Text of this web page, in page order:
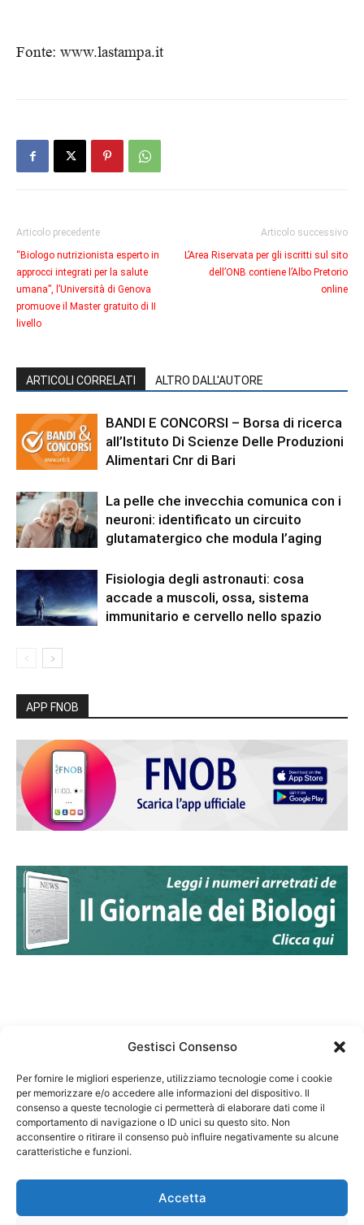
Gestisci Consenso
Per fornire le migliori esperienze, utilizziamo tecnologie come i cookie
per memorizzare e/o accedere alle informazioni del dispositivo. Il
consenso a queste tecnologie ci permetterà di elaborare dati come il
comportamento di navigazione o ID unici su questo sito. Non
acconsentire o ritirare il consenso può influire negativamente su alcune
caratteristiche e funzioni.
Accetta
Fonte: www.lastampa.it
Articolo precedente
“Biologo nutrizionista esperto in
approcci integrati per la salute
umana”, l’Università di Genova
promuove il Master gratuito di II
livello
Articolo successivo
L’Area Riservata per gli iscritti sul sito
dell’ONB contiene l’Albo Pretorio
online
ARTICOLI CORRELATI ALTRO DALL'AUTORE
BANDI E CONCORSI – Borsa di ricerca
all’Istituto Di Scienze Delle Produzioni
Alimentari Cnr di Bari
La pelle che invecchia comunica con i
neuroni: identificato un circuito
glutamatergico che modula l’aging
Fisiologia degli astronauti: cosa
accade a muscoli, ossa, sistema
immunitario e cervello nello spazio
APP FNOB
Federazione Nazionale Degli Ordini dei Biologi:
codice fiscale 80069130583
Responsabile sito internet www.fnob.it: